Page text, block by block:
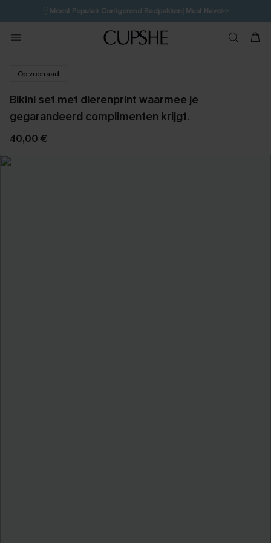
🩱Meest Populair Corrigerend Badpakken| Must Have>>
💌Abonneer je & ontvang tot 15% korting>>
Koop 3, krijg 15% korting | CODE: SW15
Op voorraad
Bikini set met dierenprint waarmee je
gegarandeerd complimenten krijgt.
40,00 €